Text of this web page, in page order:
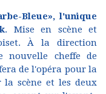
Bleue», l'unique
. Mise en scène et
À la direction
nouvelle cheffe de
de l'opéra pour la
la scène et les deux